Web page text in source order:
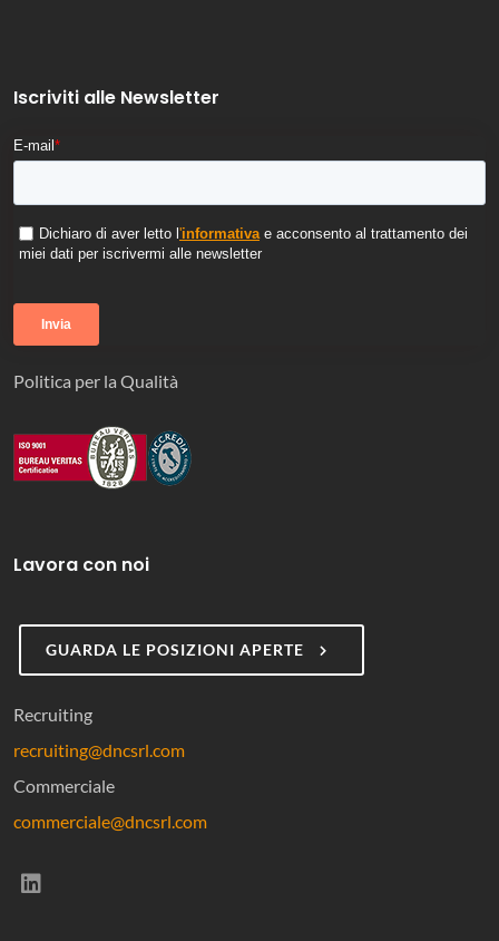
Iscriviti alle Newsletter
E-mail *
Dichiaro di aver letto l 'informativae acconsento al trattamento dei
miei dati per iscrivermi alle newsletter
Politica per la Qualità
Lavora con noi
GUARDA LE POSIZIONI APERTE
Recruiting
recruiting@dncsrl.com
Commerciale
commerciale@dncsrl.com